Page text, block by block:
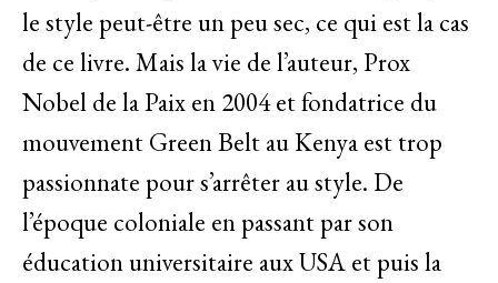
le style peut-être un peu sec, ce qui est la cas
de ce livre. Mais la vie de l’auteur, Prox
Nobel de la Paix en 2004 et fondatrice du
mouvement Green Belt au Kenya est trop
passionnate pour s’arrêter au style. De
l’époque coloniale en passant par son
éducation universitaire aux USA et puis la